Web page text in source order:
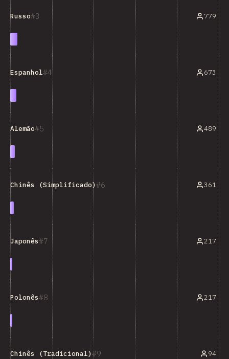
3
Russo 779
4
Espanhol 673
5
Alemão 489
6
Chinês (Simplificado) 361
7
Japonês 217
8
Polonês 217
9
Chinês (Tradicional) 94